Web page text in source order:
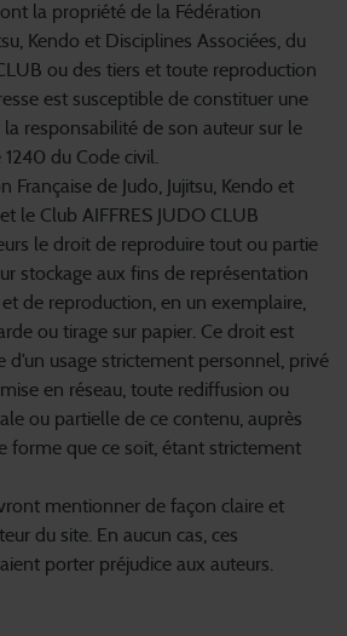
la propriété de la Fédération
Kendo et Disciplines Associées, du
ou des tiers et toute reproduction
est susceptible de constituer une
responsabilité de son auteur sur le
du Code civil.
Française de Judo, Jujitsu, Kendo et
le Club AIFFRES JUDO CLUB
le droit de reproduire tout ou partie
stockage aux fins de représentation
de reproduction, en un exemplaire,
ou tirage sur papier. Ce droit est
d’un usage strictement personnel, privé
en réseau, toute rediffusion ou
ou partielle de ce contenu, auprès
forme que ce soit, étant strictement
mentionner de façon claire et
du site. En aucun cas, ces
porter préjudice aux auteurs.